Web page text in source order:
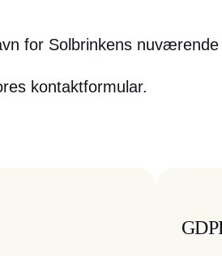
for Solbrinkens
kontaktformular.